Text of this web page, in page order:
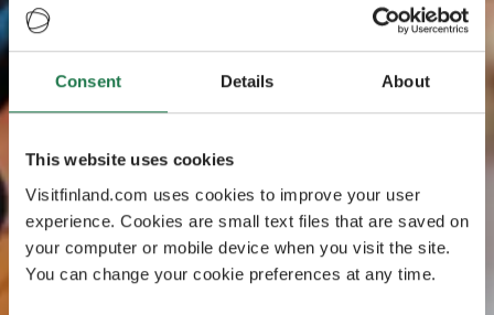
Consent Details About
This website uses cookies
Visitfinland.com uses cookies to improve your user
experience. Cookies are small text files that are saved on
your computer or mobile device when you visit the site.
You can change your cookie preferences at any time.